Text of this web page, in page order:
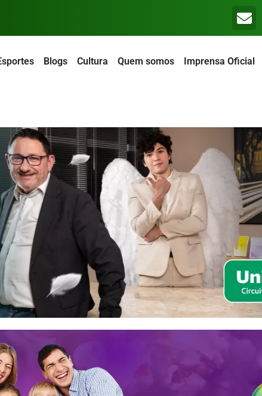
Blogs Cultura Quem somos Imprensa Oficial